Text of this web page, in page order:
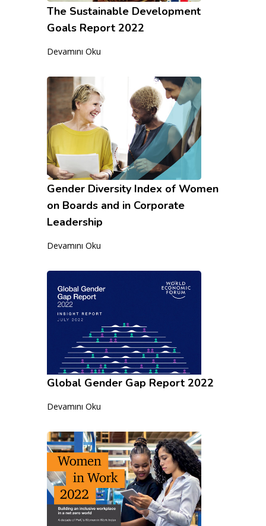
The Sustainable Development
Goals Report 2022
Devamını Oku
Gender Diversity Index of Women
on Boards and in Corporate
Leadership
Devamını Oku
Global Gender Gap Report 2022
Devamını Oku